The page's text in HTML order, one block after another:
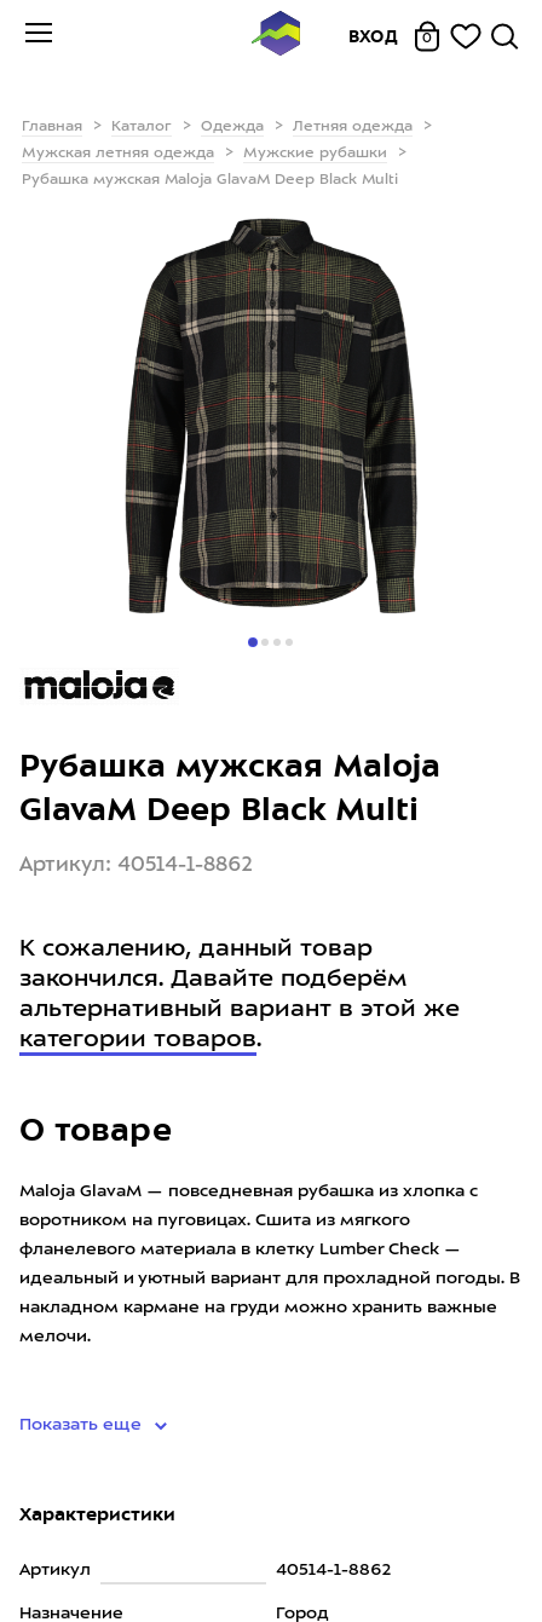
ВХОД 0
Главная Каталог Одежда
Летняя одежда
Мужская летняя одежда
Мужские рубашки
Рубашка мужская Maloja GlavaM Deep Black Multi
О товаре
Maloja GlavaM — повседневная рубашка из хлопка с
воротником на пуговицах. Сшита из мягкого
фланелевого материала в клетку Lumber Check —
идеальный и уютный вариант для прохладной погоды. В
накладном кармане на груди можно хранить важные
мелочи.
Показать еще
Характеристики
Артикул 40514-1-8862
Назначение Город
Рубашка мужская Maloja
GlavaM Deep Black Multi
Артикул: 40514-1-8862
К сожалению, данный товар
закончился. Давайте подберём
альтернативный вариант в этой же
категории товаров.